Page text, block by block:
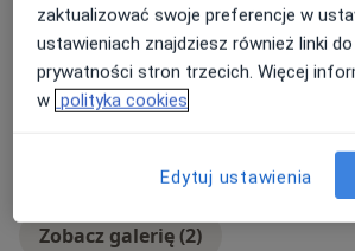
Zdjęcia i filmy
Zobacz galerię (2)
zaktualizować swoje preferencje w
ustawieniach znajdziesz również linki
prywatności stron trzecich. Więcej
w polityka cookies
Edytuj ustawienia